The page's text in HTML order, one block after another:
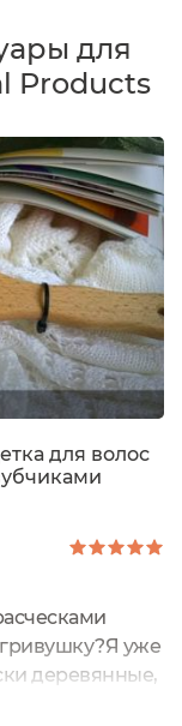
для
Products
для волос
уже
деревянные,